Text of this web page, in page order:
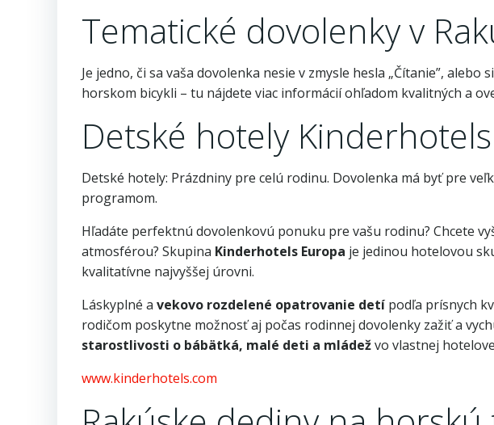
Tematické dovolenky v
Je jedno, či sa vaša dovolenka nesie v zmysle hesla „Čítanie”,
horskom bicykli – tu nájdete viac informácií ohľadom kvalitných a
Detské hotely Kinderhotels
Detské hotely: Prázdniny pre celú rodinu. Dovolenka má byť pre
programom.
Hľadáte perfektnú dovolenkovú ponuku pre vašu rodinu? Chcete
atmosférou? Skupina Kinderhotels Europa je jedinou hotelovou
kvalitatívne najvyššej úrovni.
Láskyplné a vekovo rozdelené opatrovanie detí podľa prísnych
rodičom poskytne možnosť aj počas rodinnej dovolenky zažiť a
starostlivosti o bábätká, malé deti a mládežvo vlastnej
www.kinderhotels.com